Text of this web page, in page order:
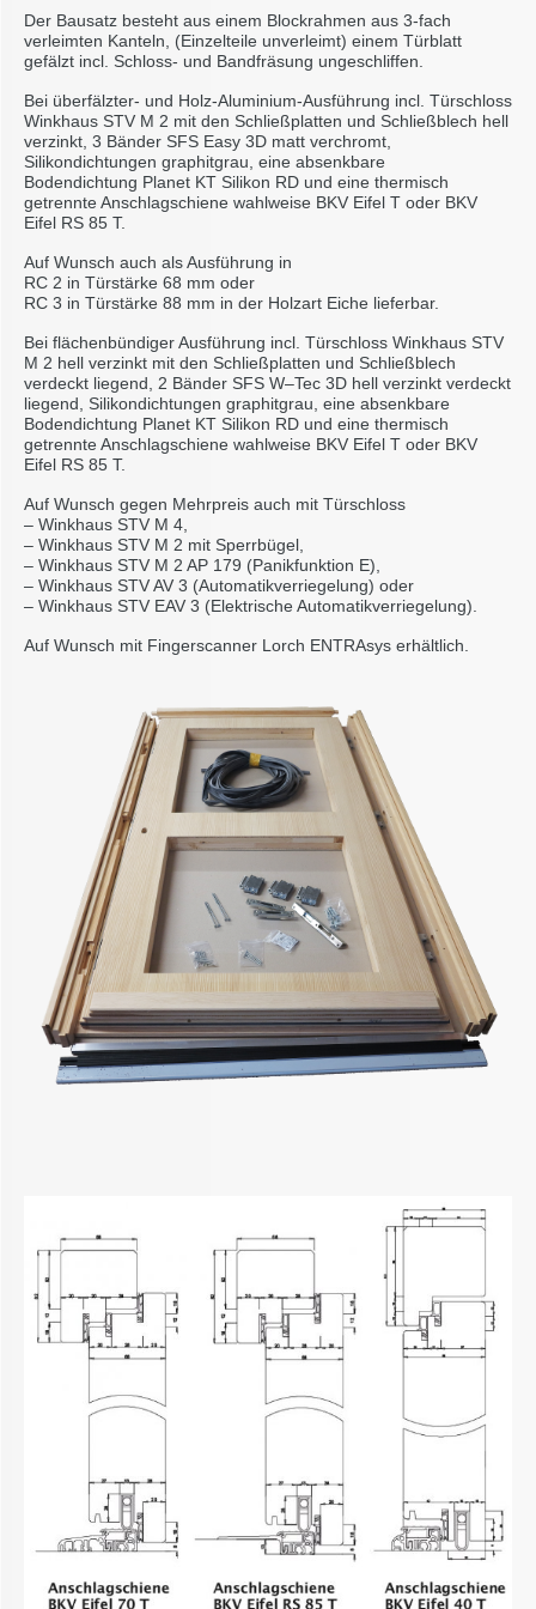
Der Bausatz besteht aus einem Blockrahmen aus 3-fach
verleimten Kanteln, (Einzelteile unverleimt) einem Türblatt
gefälzt incl. Schloss- und Bandfräsung ungeschliffen.
Bei überfälzter- und Holz-Aluminium-Ausführung incl. Türschloss
Winkhaus STV M 2 mit den Schließplatten und Schließblech hell
verzinkt, 3 Bänder SFS Easy 3D matt verchromt,
Silikondichtungen graphitgrau, eine absenkbare
Bodendichtung Planet KT Silikon RD und eine thermisch
getrennte Anschlagschiene wahlweise BKV Eifel T oder BKV
Eifel RS 85 T.
Auf Wunsch auch als Ausführung in
RC 2 in Türstärke 68 mm oder
RC 3 in Türstärke 88 mm in der Holzart Eiche lieferbar.
Bei flächenbündiger Ausführung incl. Türschloss Winkhaus STV
M 2 hell verzinkt mit den Schließplatten und Schließblech
verdeckt liegend, 2 Bänder SFS W–Tec 3D hell verzinkt verdeckt
liegend, Silikondichtungen graphitgrau, eine absenkbare
Bodendichtung Planet KT Silikon RD und eine thermisch
getrennte Anschlagschiene wahlweise BKV Eifel T oder BKV
Eifel RS 85 T.
Auf Wunsch gegen Mehrpreis auch mit Türschloss
– Winkhaus STV M 4,
– Winkhaus STV M 2 mit Sperrbügel,
– Winkhaus STV M 2 AP 179 (Panikfunktion E),
– Winkhaus STV AV 3 (Automatikverriegelung) oder
– Winkhaus STV EAV 3 (Elektrische Automatikverriegelung).
Auf Wunsch mit Fingerscanner Lorch ENTRAsys erhältlich.